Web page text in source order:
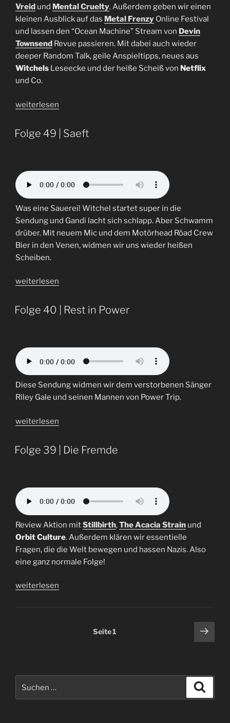
Vreid und Mental Cruelty. Außerdem geben wir einen
kleinen Ausblick auf das Metal Frenzy Online Festival
und lassen den “Ocean Machine” Stream von Devin
Townsend Revue passieren. Mit dabei auch wieder
deeper Random Talk, geile Anspieltipps, neues aus
Witchels Leseecke und der heiße Scheiß von Netflix
und Co.
„Folge
|
Let’s
weiterlesen
Folge 49 | Saeft
Was eine Sauerei! Witchel startet super in die
Sendung und Gandi lacht sich schlapp. Aber Schwamm
drüber. Mit neuem Mic und dem Motörhead Röad Crew
Bier in den Venen, widmen wir uns wieder heißen
Scheiben.
„Folge
|
Saeft“
weiterlesen
Folge 40 | Rest in Power
Diese Sendung widmen wir dem verstorbenen Sänger
Riley Gale und seinen Mannen von Power Trip.
„Folge
|
Rest
weiterlesen
Folge 39 | Die Fremde
Review Aktion mitStillbirth,The Acacia Strain und
Orbit Culture. Außerdem klären wir essentielle
Fragen, die die Welt bewegen und hassen Nazis. Also
eine ganz normale Folge!
„Folge
weiterlesen
Seitennummerierung
Seite1